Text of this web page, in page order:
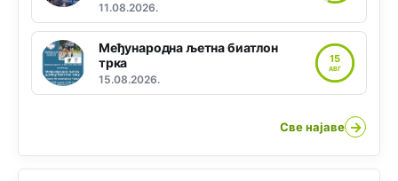
11.08.2026.
Међународна љетна биатлон
трка
15.08.2026.
15
АВГ
Све најаве →